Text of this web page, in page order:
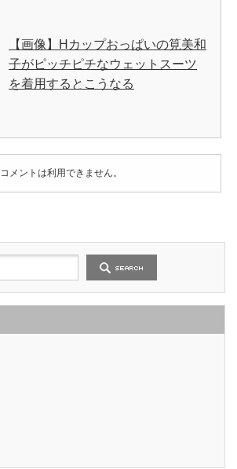
【画像】Hカップおっぱいの筧美和
子がピッチピチなウェットスーツ
を着用するとこうなる
コメントは利用できません。